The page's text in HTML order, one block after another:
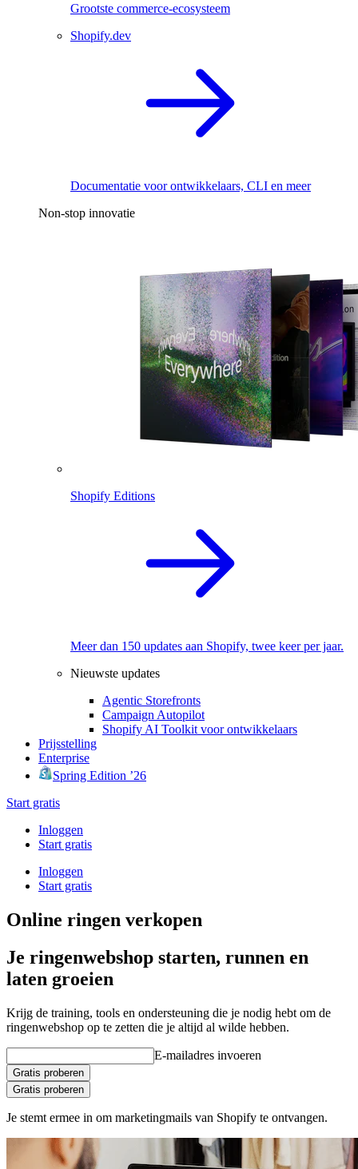
Grootste commerce-ecosysteem
Shopify.dev
Documentatie voor ontwikkelaars, CLI en meer
Non-stop innovatie
Shopify Editions
Meer dan 150 updates aan Shopify, twee keer per jaar.
Nieuwste updates
Agentic Storefronts
Campaign Autopilot
Shopify AI Toolkit voor ontwikkelaars
Prijsstelling
Enterprise
Spring Edition ’26
Start gratis
Inloggen
Start gratis
Inloggen
Start gratis
Online ringen verkopen
Je ringenwebshop starten, runnen en
laten groeien
Krijg de training, tools en ondersteuning die je nodig hebt om de
ringenwebshop op te zetten die je altijd al wilde hebben.
E-mailadres invoeren
Gratis proberen
Gratis proberen
Je stemt ermee in om marketingmails van Shopify te ontvangen.